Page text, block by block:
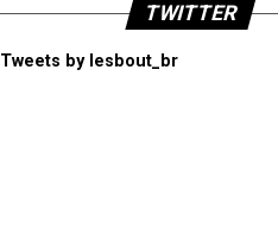
TWITTER
Tweets by lesbout_br